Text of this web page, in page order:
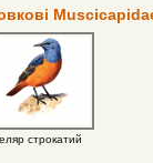
строкатий